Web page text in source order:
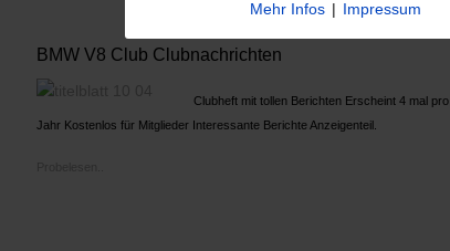
BMW V8 Club Clubnachrichten
Clubheft mit tollen Berichten Erscheint 4 mal pro
Jahr Kostenlos für Mitglieder Interessante Berichte Anzeigenteil.
Mehr Infos | Impressum